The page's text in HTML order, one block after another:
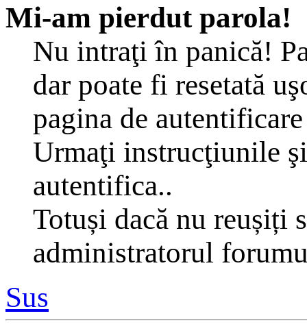
Mi-am pierdut parola!
Nu intraţi în panică!
dar poate fi resetată
pagina de
Urmaţi instrucţiunile
autentifica..
Totuși dacă nu reușiți
administratorul
Sus